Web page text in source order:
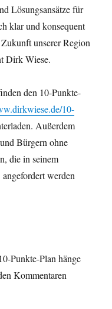
Lösungsansätze für
klar und konsequent
unserer Region
Dirk Wiese.
den 10-Punkte-
10-
Außerdem
Bürgern ohne
die in seinem
werden
Punkte-Plan hänge
Kommentaren